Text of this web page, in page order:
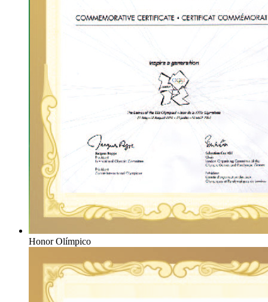
Honor Olímpico